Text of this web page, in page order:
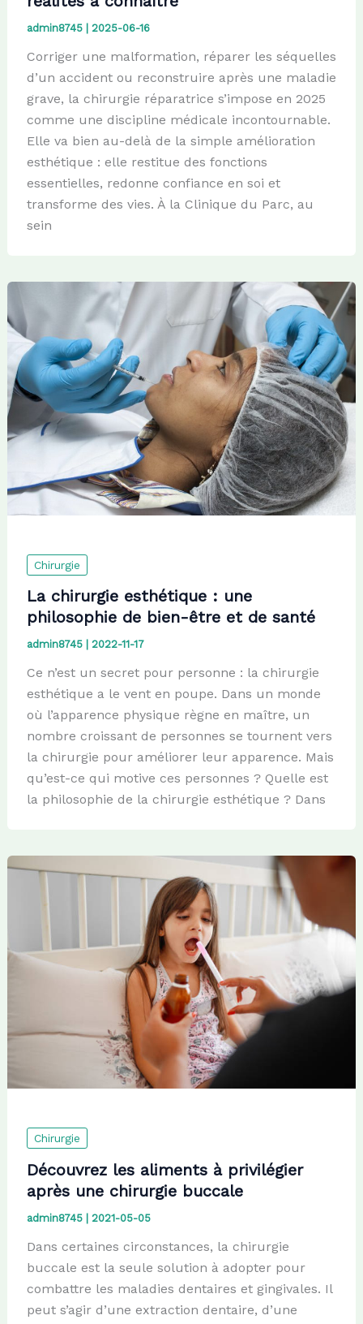
admin8745 2025-06-16
Corriger une malformation, réparer les séquelles
d’un accident ou reconstruire après une maladie
grave, la chirurgie réparatrice s’impose en 2025
comme une discipline médicale incontournable.
Elle va bien au-delà de la simple amélioration
esthétique : elle restitue des fonctions
essentielles, redonne confiance en soi et
transforme des vies. À la Clinique du Parc, au
sein
Chirurgie
La chirurgie esthétique : une
philosophie de bien-être et de santé
admin8745 2022-11-17
Ce n’est un secret pour personne : la chirurgie
esthétique a le vent en poupe. Dans un monde
où l’apparence physique règne en maître, un
nombre croissant de personnes se tournent vers
la chirurgie pour améliorer leur apparence. Mais
qu’est-ce qui motive ces personnes ? Quelle est
la philosophie de la chirurgie esthétique ? Dans
Chirurgie
Découvrez les aliments à privilégier
après une chirurgie buccale
admin8745 2021-05-05
Dans certaines circonstances, la chirurgie
buccale est la seule solution à adopter pour
combattre les maladies dentaires et gingivales. Il
peut s’agir d’une extraction dentaire, d’une